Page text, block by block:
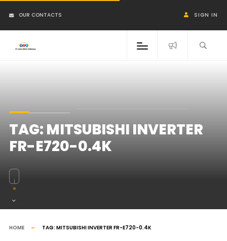
OUR CONTACTS SIGN IN
TAG: MITSUBISHI INVERTER
FR-E720-0.4K
HOME TAG: MITSUBISHI INVERTER FR-E720-0.4K